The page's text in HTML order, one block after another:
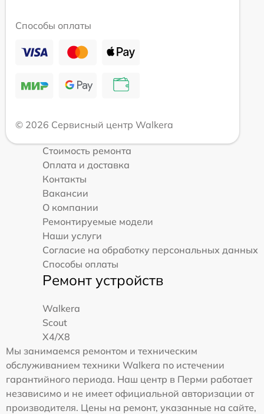
Способы оплаты
© 2026 Сервисный центр Walkera
Стоимость ремонта
Оплата и доставка
Контакты
Вакансии
О компании
Ремонтируемые модели
Наши услуги
Согласие на обработку персональных данных
Способы оплаты
Ремонт устройств
Walkera
Scout
X4/X8
Мы занимаемся ремонтом и техническим
обслуживанием техники Walkera по истечении
гарантийного периода. Наш центр в Перми работает
независимо и не имеет официальной авторизации от
производителя. Цены на ремонт, указанные на сайте,